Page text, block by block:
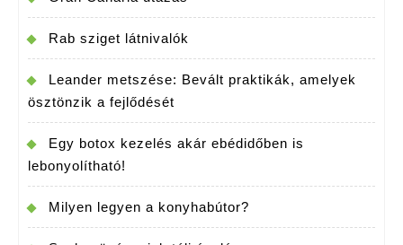
Rab sziget látnivalók
Leander metszése: Bevált praktikák, amelyek
ösztönzik a fejlődését
Egy botox kezelés akár ebédidőben is
lebonyolítható!
Milyen legyen a konyhabútor?